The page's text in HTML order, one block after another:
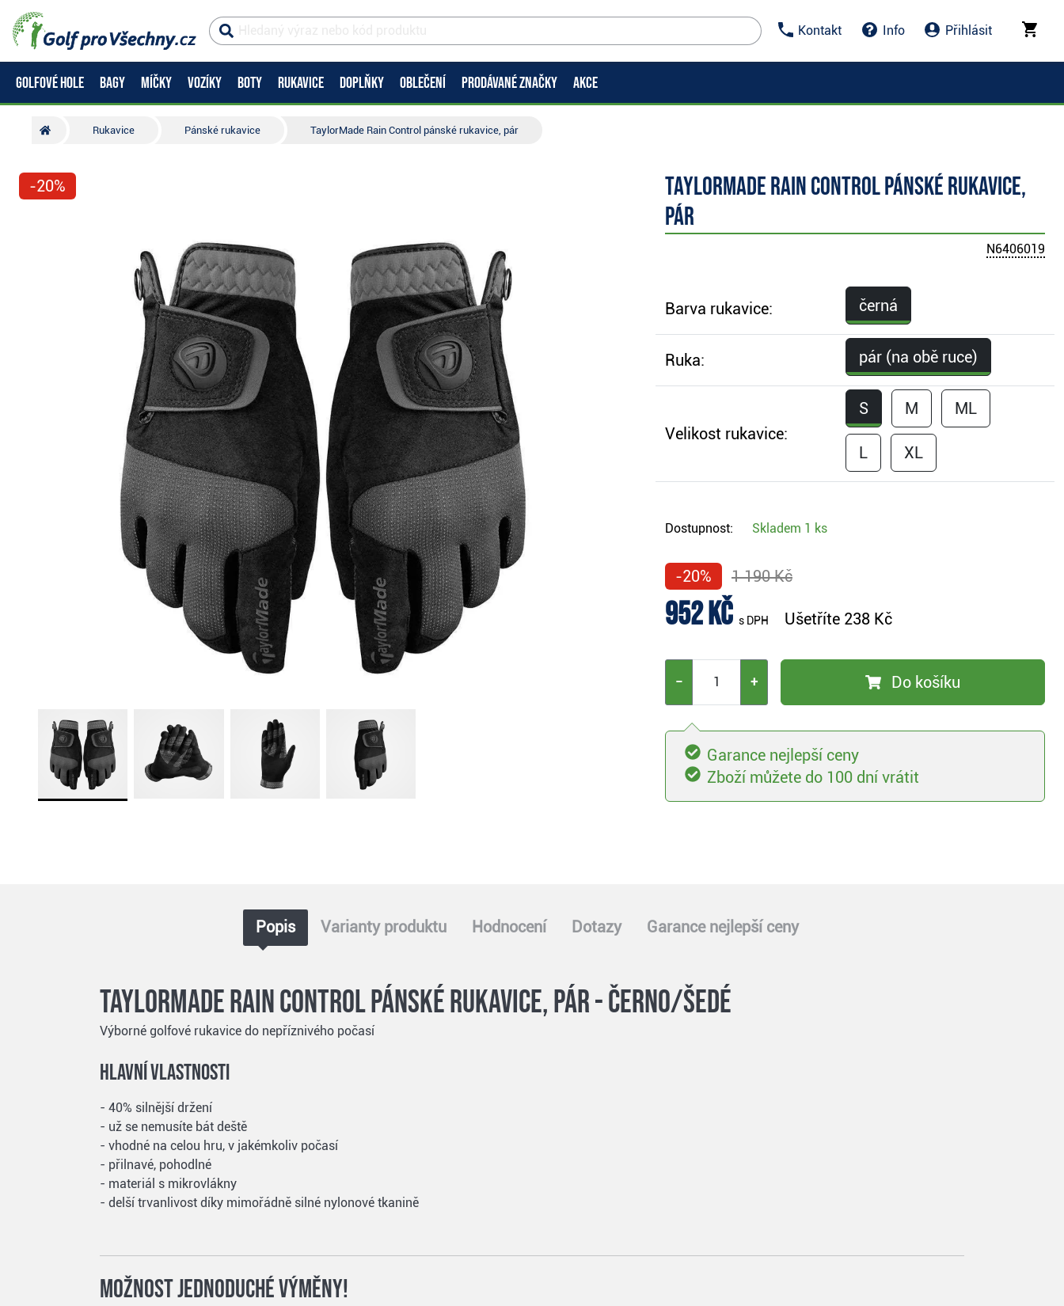
Kontakt Info Přihlásit
GOLFOVÉ HOLE BAGY MÍČKY VOZÍKY BOTY RUKAVICE DOPLŇKY OBLEČENÍ PRODÁVANÉ ZNAČKY AKCE
Rukavice Pánské rukavice TaylorMade Rain Control pánské rukavice, pár
-20%
TaylorMade Rain Control pánské rukavice,
pár
N6406019
Barva rukavice: černá
Ruka: pár (na obě ruce)
Velikost rukavice:
S M ML
L XL
Dostupnost: Skladem 1 ks
-20% 1 190 Kč
952 Kč s DPH Ušetříte 238 Kč
− + Do košíku
Garance nejlepší ceny
Zboží můžete do 100 dní vrátit
Popis Varianty produktu Hodnocení Dotazy Garance nejlepší ceny
TaylorMade Rain Control pánské rukavice, pár - černo/šedé
Výborné golfové rukavice do nepříznivého počasí
Hlavní vlastnosti
- 40% silnější držení
- už se nemusíte bát deště
- vhodné na celou hru, v jakémkoliv počasí
- přilnavé, pohodlné
- materiál s mikrovlákny
- delší trvanlivost díky mimořádně silné nylonové tkanině
Možnost jednoduché výměny!